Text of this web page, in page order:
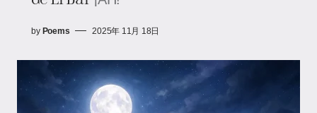
by Poems 2025年 11月 18日